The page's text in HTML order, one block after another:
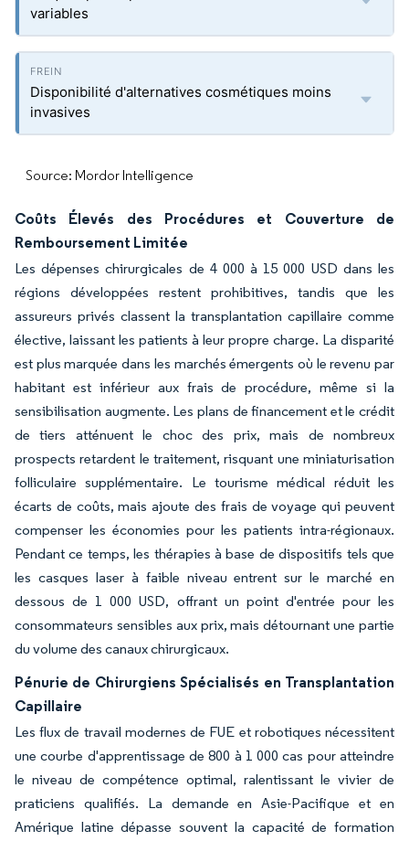
variables
Disponibilité d'alternatives cosmétiques moins
invasives
Source: Mordor Intelligence
Coûts Élevés des Procédures et Couverture de
Remboursement Limitée
Les dépenses chirurgicales de 4 000 à 15 000 USD dans les
régions développées restent prohibitives, tandis que les
assureurs privés classent la transplantation capillaire comme
élective, laissant les patients à leur propre charge. La disparité
est plus marquée dans les marchés émergents où le revenu par
habitant est inférieur aux frais de procédure, même si la
sensibilisation augmente. Les plans de financement et le crédit
de tiers atténuent le choc des prix, mais de nombreux
prospects retardent le traitement, risquant une miniaturisation
folliculaire supplémentaire. Le tourisme médical réduit les
écarts de coûts, mais ajoute des frais de voyage qui peuvent
compenser les économies pour les patients intra-régionaux.
Pendant ce temps, les thérapies à base de dispositifs tels que
les casques laser à faible niveau entrent sur le marché en
dessous de 1 000 USD, offrant un point d'entrée pour les
consommateurs sensibles aux prix, mais détournant une partie
du volume des canaux chirurgicaux.
Pénurie de Chirurgiens Spécialisés en Transplantation
Capillaire
Les flux de travail modernes de FUE et robotiques nécessitent
une courbe d'apprentissage de 800 à 1 000 cas pour atteindre
le niveau de compétence optimal, ralentissant le vivier de
praticiens qualifiés. La demande en Asie-Pacifique et en
Amérique latine dépasse souvent la capacité de formation